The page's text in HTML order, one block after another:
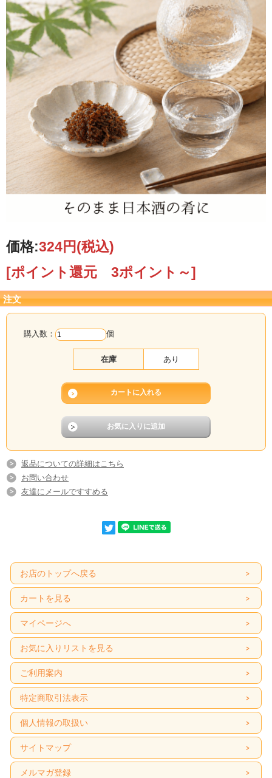
価格:324円(税込)
[ポイント還元 3ポイント～]
注文
購入数： 個
在庫 あり
返品についての詳細はこちら
お問い合わせ
友達にメールですすめる
お店のトップへ戻る
カートを見る
マイページへ
お気に入りリストを見る
ご利用案内
特定商取引法表示
個人情報の取扱い
サイトマップ
メルマガ登録